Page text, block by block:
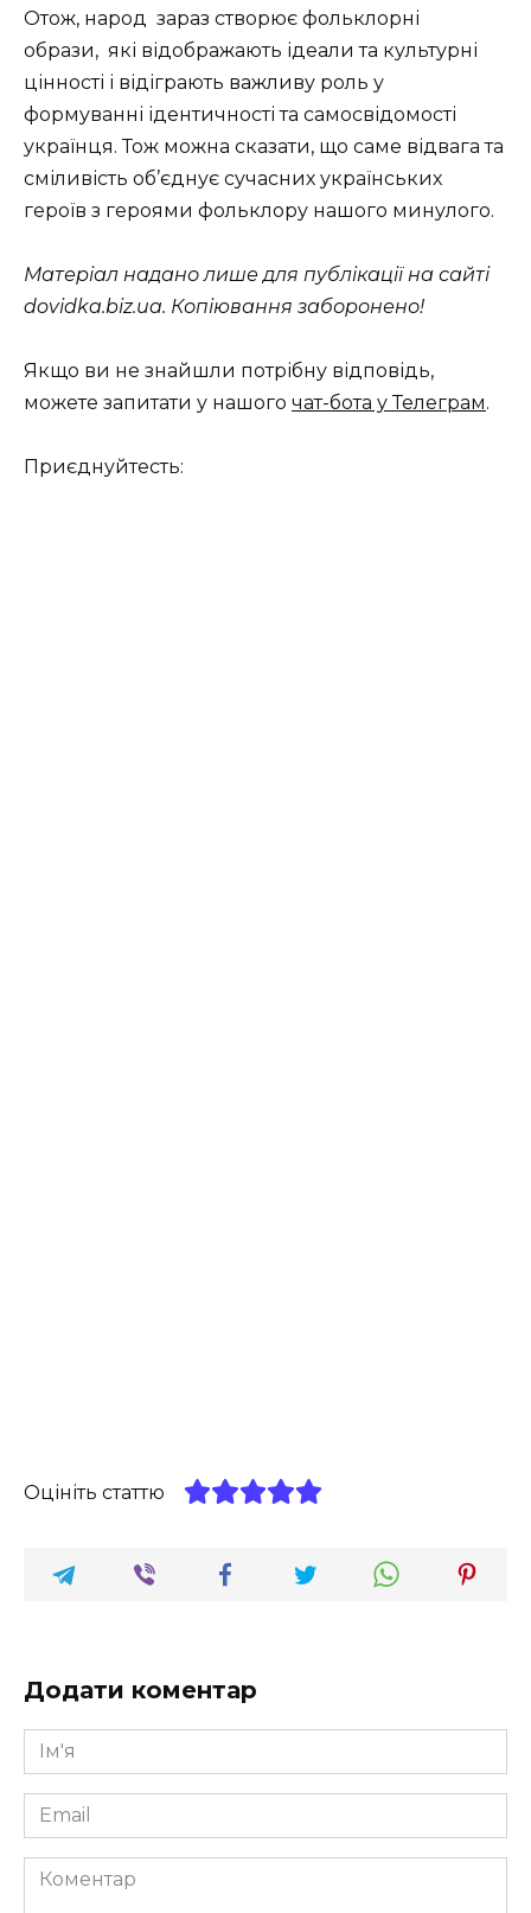
Отож, народ зараз створює фольклорні
образи, які відображають ідеали та культурні
цінності і відіграють важливу роль у
формуванні ідентичності та самосвідомості
українця. Тож можна сказати, що саме відвага та
сміливість об’єднує сучасних українських
героїв з героями фольклору нашого минулого.
Матеріал надано лише для публікації на сайті
dovidka.biz.ua. Копіювання заборонено!
Якщо ви не знайшли потрібну відповідь,
можете запитати у нашого чат-бота у Телеграм.
Приєднуйтесть:
Оцініть статтю
Додати коментар
Ім'я
*
Email
*
Коментар